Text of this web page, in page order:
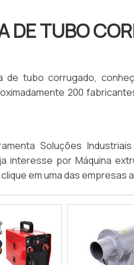
DE TUBO
tubo corrugado,
200
Soluções
interesse por Máquina
em uma das empresas